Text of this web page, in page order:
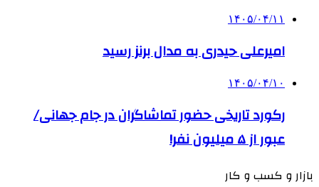
۱۴۰۵/۰۴/۱۱
امیرعلی حیدری به مدال برنز رسید
۱۴۰۵/۰۴/۱۰
رکورد تاریخی حضور تماشاگران در جام جهانی/
عبور از ۵ میلیون نفر!
بازار و کسب و کار